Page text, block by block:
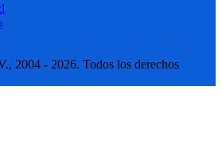
2004 - 2026. Todos los derechos